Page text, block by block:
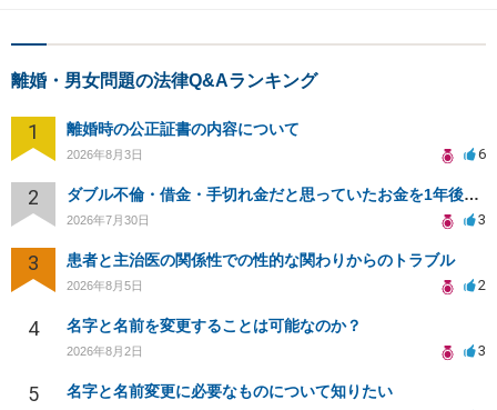
離婚・男女問題の法律Q&Aランキング
1 離婚時の公正証書の内容について
2026年8月3日 6
2 ダブル不倫・借金・手切れ金だと思っていたお金を1年後いまさら脅迫罪として通知書が来てまとめて請求
2026年7月30日 3
3 患者と主治医の関係性での性的な関わりからのトラブル
2026年8月5日 2
4 名字と名前を変更することは可能なのか？
2026年8月2日 3
5 名字と名前変更に必要なものについて知りたい